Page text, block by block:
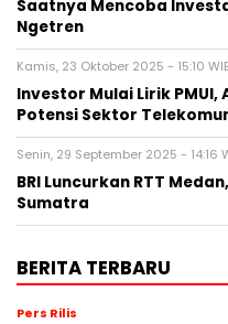
Saatnya Mencoba
Ngetren
Kamis, 23 Oktober 2025 - 15:10
Investor Mulai Lirik PMUI,
Potensi Sektor
Senin, 29 September 2025 - 14:16
BRI Luncurkan RTT
Sumatra
BERITA TERBARU
Pers Rilis